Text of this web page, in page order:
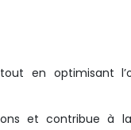
en optimisant
et contribue à